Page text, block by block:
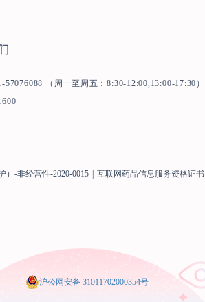
57076088 （周一至周五：8:30-12:00,13:00-17:30）
沪）-非经营性-2020-0015 | 互联网药品信息服务资格证书
沪公网安备 31011702000354号